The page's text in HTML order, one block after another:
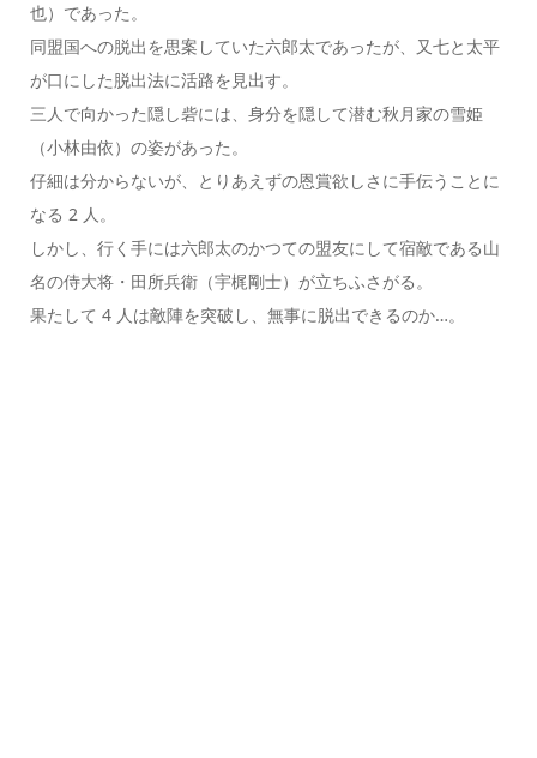
也）であった。
同盟国への脱出を思案していた六郎太であったが、又七と太平
が口にした脱出法に活路を見出す。
三人で向かった隠し砦には、身分を隠して潜む秋月家の雪姫
（小林由依）の姿があった。
仔細は分からないが、とりあえずの恩賞欲しさに手伝うことに
なる 2 人。
しかし、行く手には六郎太のかつての盟友にして宿敵である山
名の侍大将・田所兵衛（宇梶剛士）が立ちふさがる。
果たして 4 人は敵陣を突破し、無事に脱出できるのか…。